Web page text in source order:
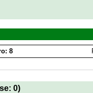
8
0)